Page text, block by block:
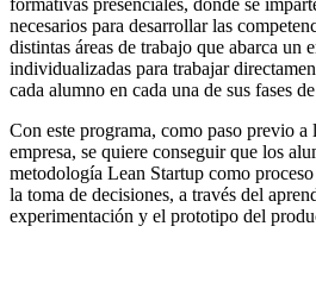
formativas presenciales, dónde se
necesarios para desarrollar las
distintas áreas de trabajo que abarca un
individualizadas para trabajar
cada alumno en cada una de sus fases
Con este programa, como paso previo a
empresa, se quiere conseguir que los
metodología Lean Startup como
la toma de decisiones, a través del
experimentación y el prototipo del